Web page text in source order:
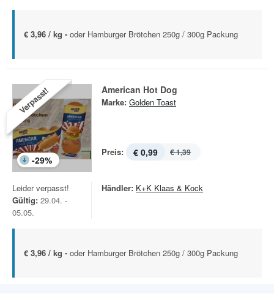
€ 3,96 / kg - oder Hamburger Brötchen 250g / 300g Packung
Verpasst!
-29%
American Hot Dog
Marke: Golden Toast
Preis: € 0,99 € 1,39
Leider verpasst!
Gültig: 29.04. -
05.05.
Händler: K+K Klaas & Kock
€ 3,96 / kg - oder Hamburger Brötchen 250g / 300g Packung